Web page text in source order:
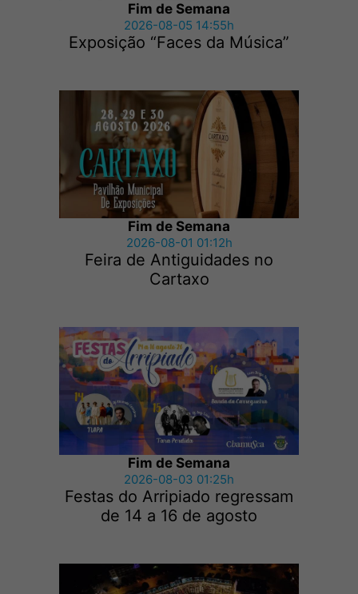
Fim de Semana
2026-08-05 14:55h
Exposição “Faces da Música”
Fim de Semana
2026-08-01 01:12h
Feira de Antiguidades no
Cartaxo
Fim de Semana
2026-08-03 01:25h
Festas do Arripiado regressam
de 14 a 16 de agosto